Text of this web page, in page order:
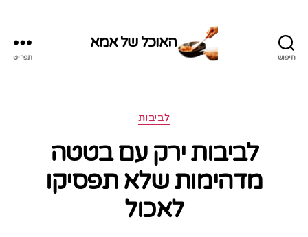
חיפוש
האוכל של אמא
תפריט
קטגוריותלביבות
לביבות ירק עם בטטה
מדהימות שלא תפסיקו
לאכול